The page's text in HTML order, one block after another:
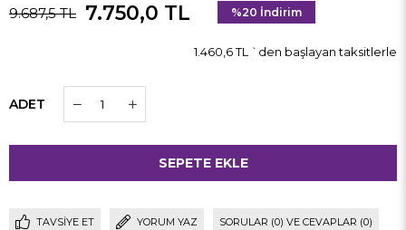
9.687,5 TL 7.750,0 TL %20 İndirim
1.460,6 TL `den başlayan taksitlerle
ADET
TAVSIYE ET YORUM YAZ SORULAR (0) VE CEVAPLAR (0)